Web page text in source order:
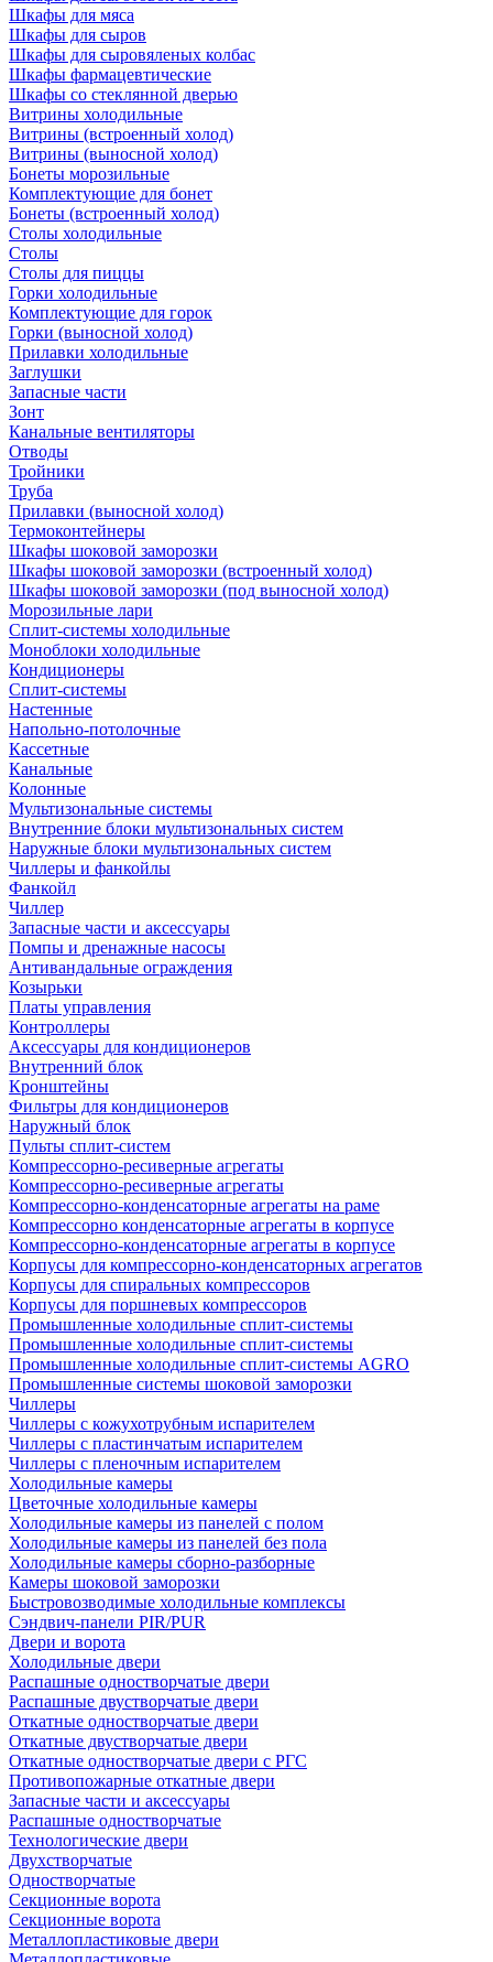
Шкафы для мяса
Шкафы для сыров
Шкафы для сыровяленых колбас
Шкафы фармацевтические
Шкафы со стеклянной дверью
Витрины холодильные
Витрины (встроенный холод)
Витрины (выносной холод)
Бонеты морозильные
Комплектующие для бонет
Бонеты (встроенный холод)
Столы холодильные
Столы
Столы для пиццы
Горки холодильные
Комплектующие для горок
Горки (выносной холод)
Прилавки холодильные
Заглушки
Запасные части
Зонт
Канальные вентиляторы
Отводы
Тройники
Труба
Прилавки (выносной холод)
Термоконтейнеры
Шкафы шоковой заморозки
Шкафы шоковой заморозки (встроенный холод)
Шкафы шоковой заморозки (под выносной холод)
Морозильные лари
Сплит-системы холодильные
Моноблоки холодильные
Кондиционеры
Сплит-системы
Настенные
Напольно-потолочные
Кассетные
Канальные
Колонные
Мультизональные системы
Внутренние блоки мультизональных систем
Наружные блоки мультизональных систем
Чиллеры и фанкойлы
Фанкойл
Чиллер
Запасные части и аксессуары
Помпы и дренажные насосы
Антивандальные ограждения
Козырьки
Платы управления
Контроллеры
Аксессуары для кондиционеров
Внутренний блок
Кронштейны
Фильтры для кондиционеров
Наружный блок
Пульты сплит-систем
Компрессорно-ресиверные агрегаты
Компрессорно-ресиверные агрегаты
Компрессорно-конденсаторные агрегаты на раме
Компрессорно конденсаторные агрегаты в корпусе
Компрессорно-конденсаторные агрегаты в корпусе
Корпусы для компрессорно-конденсаторных агрегатов
Корпусы для спиральных компрессоров
Корпусы для поршневых компрессоров
Промышленные холодильные сплит-системы
Промышленные холодильные сплит-системы
Промышленные холодильные сплит-системы AGRO
Промышленные системы шоковой заморозки
Чиллеры
Чиллеры с кожухотрубным испарителем
Чиллеры с пластинчатым испарителем
Чиллеры с пленочным испарителем
Холодильные камеры
Цветочные холодильные камеры
Холодильные камеры из панелей с полом
Холодильные камеры из панелей без пола
Холодильные камеры сборно-разборные
Камеры шоковой заморозки
Быстровозводимые холодильные комплексы
Сэндвич-панели PIR/PUR
Двери и ворота
Холодильные двери
Распашные одностворчатые двери
Распашные двустворчатые двери
Откатные одностворчатые двери
Откатные двустворчатые двери
Откатные одностворчатые двери с РГС
Противопожарные откатные двери
Запасные части и аксессуары
Распашные одностворчатые
Технологические двери
Двухстворчатые
Одностворчатые
Секционные ворота
Секционные ворота
Металлопластиковые двери